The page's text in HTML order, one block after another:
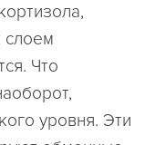
слоем
Что
уровня. Эти